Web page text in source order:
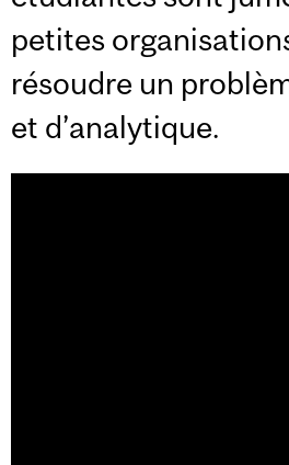
petites
résoudre un
et d’analytique.